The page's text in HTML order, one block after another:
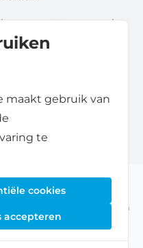
maakt gebruik van
te
cookies
accepteren
Voorwaarde
Vragen
|English Deutsch
English
Svenska|English